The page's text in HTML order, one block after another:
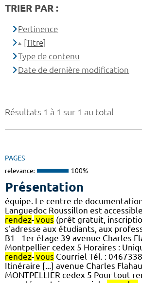
Résultats 1 à 1 sur 1 au total
PAGES
relevance: 100%
Présentation
équipe. Le centre de documentation
Languedoc Roussillon est
rendez- vous (prêt gratuit,
s'adresse aux étudiants, aux
B1 - 1er étage 39 avenue Charles
Montpellier cedex 5 Horaires :
rendez- vous Courriel Tél. :
Itinéraire [...] avenue Charles
MONTPELLIER cedex 5 Pour tout
TRIER PAR :
Pertinence
[Titre]
Type de contenu
Date de dernière modification